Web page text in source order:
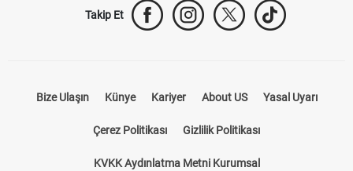
Takip Et
Bize Ulaşın Künye Kariyer About US Yasal Uyarı
Çerez Politikası Gizlilik Politikası
KVKK Aydınlatma Metni Kurumsal